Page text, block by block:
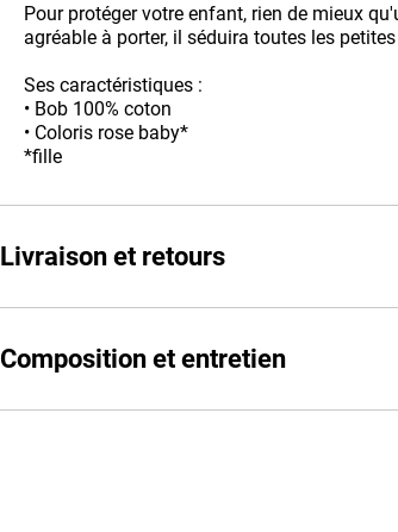
Pour protéger votre enfant, rien de mieux
agréable à porter, il séduira toutes les
Ses caractéristiques :
• Bob 100% coton
• Coloris rose baby*
*fille
Livraison et retours
Composition et entretien